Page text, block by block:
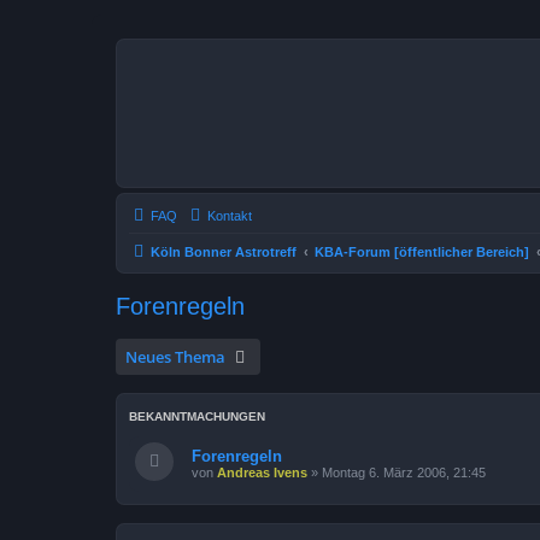
FAQ Kontakt
Köln Bonner Astrotreff KBA-Forum [öffentlicher Bereich]
Forenregeln
Neues Thema
BEKANNTMACHUNGEN
Forenregeln
von Andreas Ivens » Montag 6. März 2006, 21:45